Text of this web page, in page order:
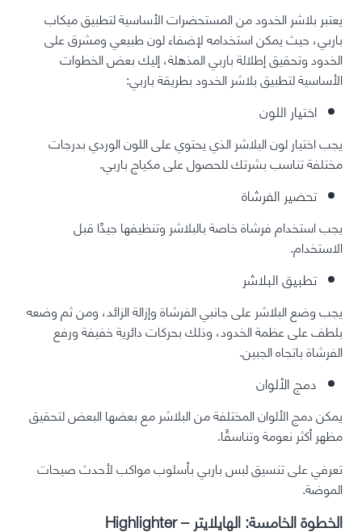
يعتبر بلاشر الخدود من المستحضرات الأساسية لتطبيق ميكاب
باربي، حيث يمكن استخدامه لإضفاء لون طبيعي ومشرق على
الخدود وتحقيق إطلالة باربي المذهلة، إليك بعض الخطوات
الأساسية لتطبيق بلاشر الخدود بطريقة باربي:
اختيار اللون
يجب اختيار لون البلاشر الذي يحتوي على اللون الوردي بدرجات
مختلفة تناسب بشرتك للحصول على مكياج باربي.
تحضير الفرشاة
يجب استخدام فرشاة خاصة بالبلاشر وتنظيفها جيدًا قبل
الاستخدام.
تطبيق البلاشر
يجب وضع البلاشر على جانبي الفرشاة وإزالة الزائد، ومن ثم وضعه
بلطف على عظمة الخدود، وذلك بحركات دائرية خفيفة ورفع
الفرشاة باتجاه الجبين.
دمج الألوان
يمكن دمج الألوان المختلفة من البلاشر مع بعضها البعض لتحقيق
مظهر أكثر نعومة وتناسقًا.
تعرفي على تنسيق لبس باربي بأسلوب مواكب لأحدث صيحات
الموضة.
الخطوة الخامسة: الهايلايتر – Highlighter